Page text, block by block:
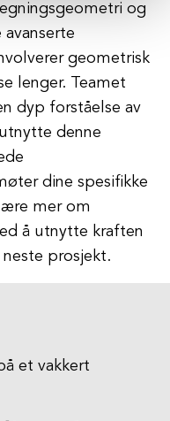
og
geometrisk
lenger. Teamet
dyp forståelse av
denne
dine spesifikke
mer om
å utnytte kraften
prosjekt.
et vakkert